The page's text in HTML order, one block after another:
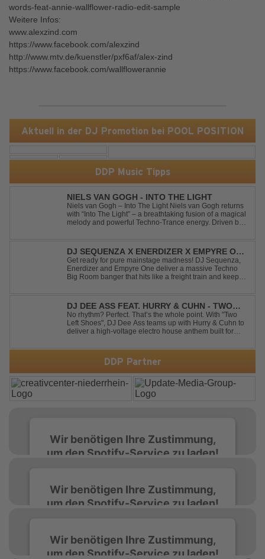
Aktuell in der DJ Promotion bei POOL POSITION
DDP Music Tipps
NIELS VAN GOGH - INTO THE LIGHT
Niels van Gogh – Into The Light Niels van Gogh returns
with “Into The Light” – a breathtaking fusion of a magical
melody and powerful Techno-Trance energy. Driven by
start to finish. Kn...
DJ SEQUENZA X ENERDIZER X EMPYRE ONE
- UNTIL THE MORNING LIGHT
Get ready for pure mainstage madness! DJ Sequenza,
Enerdizer and Empyre One deliver a massive Techno
Big Room banger that hits like a freight train and keeps
and an unstoppable festival...
DJ DEE ASS FEAT. HURRY & CUHN - TWO
LEFT SHOES
No rhythm? Perfect. That’s the whole point. With "Two
Left Shoes", DJ Dee Ass teams up with Hurry & Cuhn to
deliver a high-voltage electro house anthem built for
unapologetic, and irresistibly catchy, this track turns
clumsiness into confid...
DDP Partner
Wir benötigen Ihre Zustimmung,
um den Spotify-Service zu laden!
einzubetten. Dieser Service kann Daten zu
Ihren Aktivitäten sammeln. Bitte lesen Sie die
Wir benötigen Ihre Zustimmung,
um den Spotify-Service zu laden!
einzubetten. Dieser Service kann Daten zu
Ihren Aktivitäten sammeln. Bitte lesen Sie die
Wir benötigen Ihre Zustimmung,
um den Spotify-Service zu laden!
words-feat-annie-wallflower-radio-edit-sample
Weitere Infos:
www.alexzind.com
https://www.facebook.com/alexzind
http://www.mtv.de/kuenstler/pxf6af/alex-zind
https://www.facebook.com/wallflowerannie